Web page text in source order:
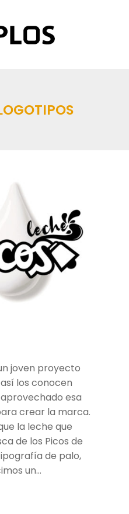
joven proyecto
así los conocen
esa
crear la marca.
la leche que
de los Picos de
de palo,
un...